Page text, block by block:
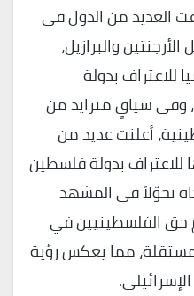
العديد من الدول في
والبرازيل،
للاعتراف بدولة
وفي سياقٍ متزايد من
أعلنت عديد من
للاعتراف بدولة فلسطين
تحوّلاً في المشهد
حق الفلسطينيين في
مما يعكس رؤية